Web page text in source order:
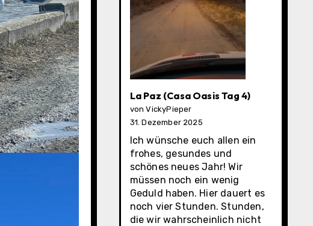
La Paz (Casa Oasis Tag 4)
von VickyPieper
31. Dezember 2025
Ich wünsche euch allen ein
frohes, gesundes und
schönes neues Jahr! Wir
müssen noch ein wenig
Geduld haben. Hier dauert es
noch vier Stunden. Stunden,
die wir wahrscheinlich nicht